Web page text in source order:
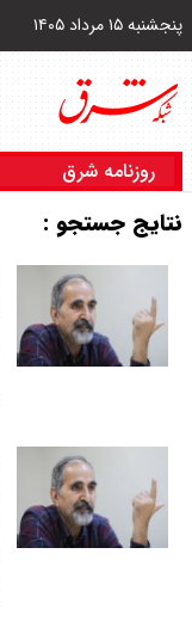
پنجشنبه ۱۵ مرداد ۱۴۰۵
روزنامه شرق
نتایج جستجو :